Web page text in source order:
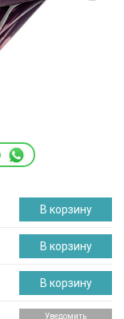
В корзину
В корзину
В корзину
Уведомить